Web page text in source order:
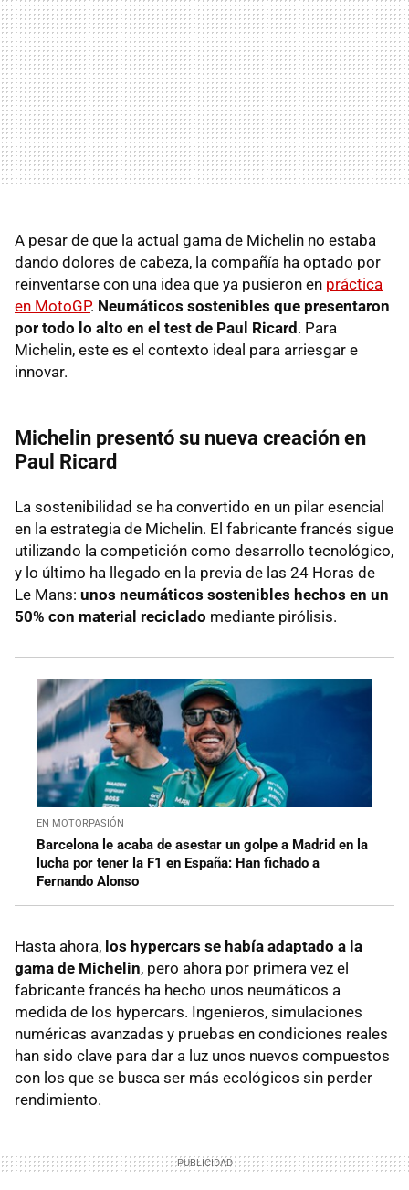
A pesar de que la actual gama de Michelin no estaba
dando dolores de cabeza, la compañía ha optado por
reinventarse con una idea que ya pusieron en práctica
en MotoGP. Neumáticos sostenibles que presentaron
por todo lo alto en el test de Paul Ricard. Para
Michelin, este es el contexto ideal para arriesgar e
innovar.
Michelin presentó su nueva creación en
Paul Ricard
La sostenibilidad se ha convertido en un pilar esencial
en la estrategia de Michelin. El fabricante francés sigue
utilizando la competición como desarrollo tecnológico,
y lo último ha llegado en la previa de las 24 Horas de
Le Mans: unos neumáticos sostenibles hechos en un
50% con material reciclado mediante pirólisis.
EN MOTORPASIÓN
Barcelona le acaba de asestar un golpe a Madrid en la
lucha por tener la F1 en España: Han fichado a
Fernando Alonso
Hasta ahora, los hypercars se había adaptado a la
gama de Michelin, pero ahora por primera vez el
fabricante francés ha hecho unos neumáticos a
medida de los hypercars. Ingenieros, simulaciones
numéricas avanzadas y pruebas en condiciones reales
han sido clave para dar a luz unos nuevos compuestos
con los que se busca ser más ecológicos sin perder
rendimiento.